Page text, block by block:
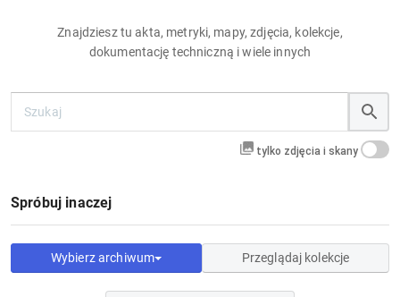
Znajdziesz tu akta, metryki, mapy, zdjęcia, kolekcje,
dokumentację techniczną i wiele innych
tylko zdjęcia i skany
Spróbuj inaczej
Wybierz archiwum Przeglądaj kolekcje